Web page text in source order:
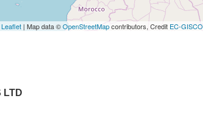
Leaflet | Map data ©OpenStreetMapcontributors, Credit EC-GISCO
LTD